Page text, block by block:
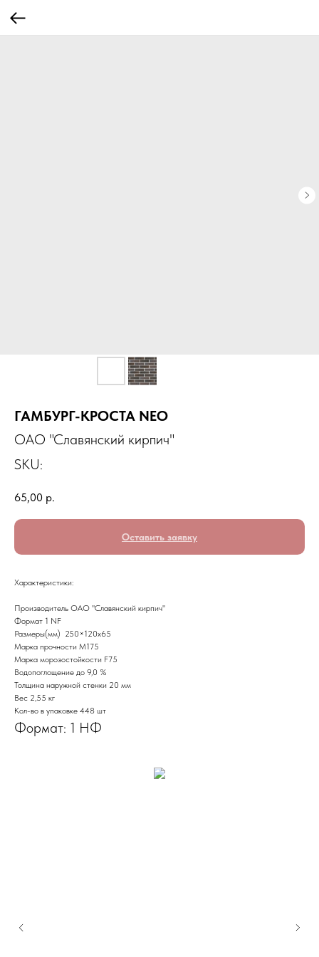
ГАМБУРГ-КРОСТА NEO
ОАО "Славянский кирпич"
SKU:
65,00 р.
Оставить заявку
Характеристики:
Производитель ОАО "Славянский кирпич"
Формат 1 NF
Размеры(мм) 250×120x65
Марка прочности M175
Марка морозостойкости F75
Водопоглощение до 9,0 %
Толщина наружной стенки 20 мм
Вес 2,55 кг
Кол-во в упаковке 448 шт
Формат: 1 НФ